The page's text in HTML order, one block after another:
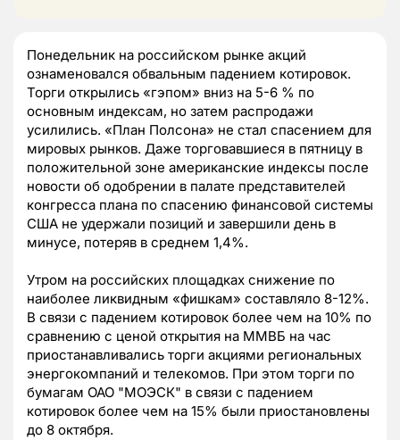
Понедельник на российском рынке акций
ознаменовался обвальным падением котировок.
Торги открылись «гэпом» вниз на 5-6 % по
основным индексам, но затем распродажи
усилились. «План Полсона» не стал спасением для
мировых рынков. Даже торговавшиеся в пятницу в
положительной зоне американские индексы после
новости об одобрении в палате представителей
конгресса плана по спасению финансовой системы
США не удержали позиций и завершили день в
минусе, потеряв в среднем 1,4%.
Утром на российских площадках снижение по
наиболее ликвидным «фишкам» составляло 8-12%.
В связи с падением котировок более чем на 10% по
сравнению с ценой открытия на ММВБ на час
приостанавливались торги акциями региональных
энергокомпаний и телекомов. При этом торги по
бумагам ОАО "МОЭСК" в связи с падением
котировок более чем на 15% были приостановлены
до 8 октября.